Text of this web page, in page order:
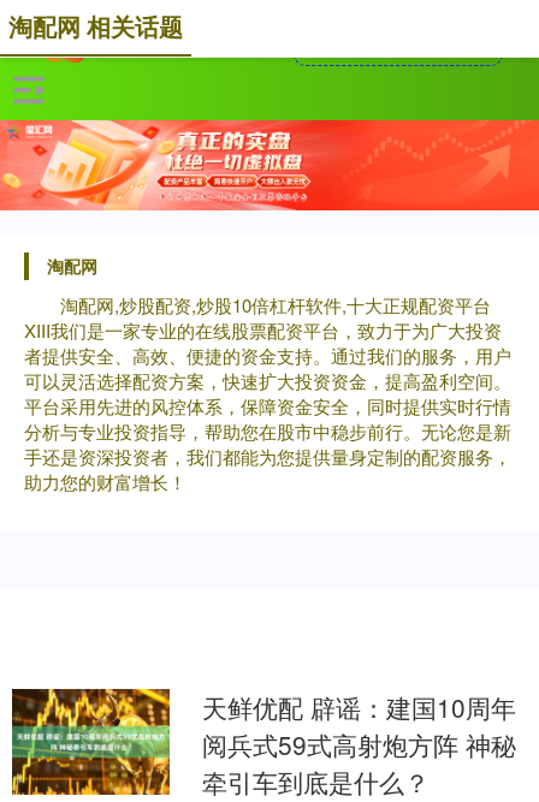
淘配网
淘配网,炒股配资,炒股10倍杠杆软件,十大正规配资平台
XIII‌我们是一家专业的在线股票配资平台，致力于为广大投资
者提供安全、高效、便捷的资金支持。通过我们的服务，用户
可以灵活选择配资方案，快速扩大投资资金，提高盈利空间。
平台采用先进的风控体系，保障资金安全，同时提供实时行情
分析与专业投资指导，帮助您在股市中稳步前行。无论您是新
手还是资深投资者，我们都能为您提供量身定制的配资服务，
助力您的财富增长！
淘配网 相关话题
天鲜优配 辟谣：建国10周年
阅兵式59式高射炮方阵 神秘
牵引车到底是什么？